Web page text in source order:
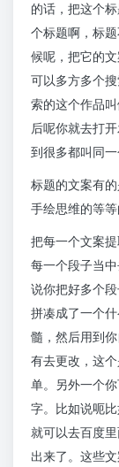
的话，把这个
个标题啊，标
候呢，把它的
可以多方多个
索的这个作品
后呢你就去打
到很多都叫同一
标题的文案有
手绘思维的等
把每一个文案
每一个段子当
说你把好多个
拼凑成了一个
髓，然后用到
有去更改，这
单。另外一个
字。比如说呃
就可以去百度
出来了。这些